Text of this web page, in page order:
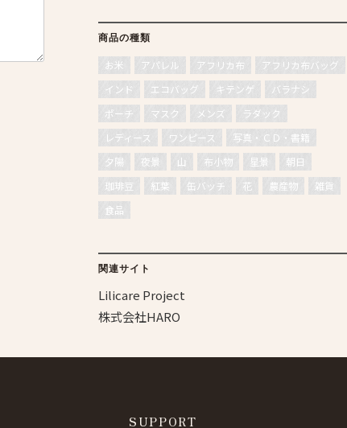
商品の種類
お米 アパレル アフリカ布
アフリカ布バッグ
インド
エコバッグ キテンゲ
バラナシ
ポーチ
マスク メンズ
ラダック
レディース
ワンピース
写真・ＣＤ・書籍
夕陽
夜景 山 布小物 星景
朝日
珈琲豆
紅葉 缶バッチ 花 農産物
雑貨
食品
関連サイト
Lilicare Project
株式会社HARO
SUPPORT